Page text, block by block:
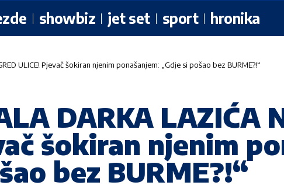
showbiz jet set sport hronika
ULICE! Pjevač šokiran njenim ponašanjem: „Gdje si pošao bez BURME?!“
DARKA LAZIĆA
šokiran njenim
bez BURME?!“